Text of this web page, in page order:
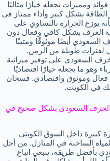
فوائد ومميزات تجعله خيارًا مثاليًا
الطاقة بشكل كبير وأداء ممتاز في
يوزع الحرارة بالتساوي على
الغرف بشكل كافي وفعال دون
السعودي أيضًا موثوقًا ومتينًا
لفترات طويلة من الزمن.
السعودي على توفير ميزانية
وهو ما يجعله خيارًا اقتصاديًا
فعال وموثوق واقتصادي. فسخان
في الكويت.
الخزف السعودي بشكل صحيح في
كبيرة داخل السوق الكويتي
الساخنة في المنازل. من أجل
بأفضل طريقة، ينبغي اتباع